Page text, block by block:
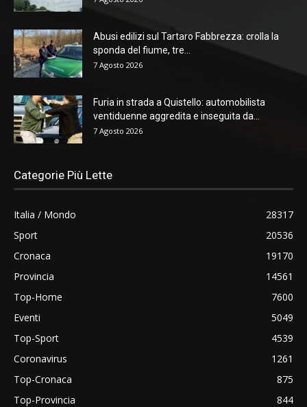
Abusi edilizi sul Tartaro Fabbrezza: crolla la
sponda del fiume, tre...
7 Agosto 2026
Furia in strada a Quistello: automobilista
ventiduenne aggredita e inseguita da...
7 Agosto 2026
Categorie Più Lette
Italia / Mondo
28317
Sport
20536
Cronaca
19170
Provincia
14561
Top-Home
7600
Eventi
5049
Top-Sport
4539
Coronavirus
1261
Top-Cronaca
875
Top-Provincia
844